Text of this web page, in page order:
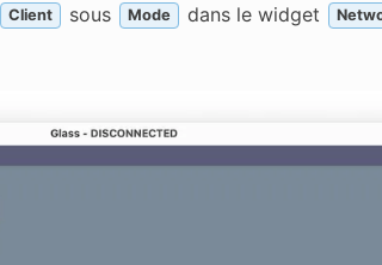
Client sous Mode dans le widget